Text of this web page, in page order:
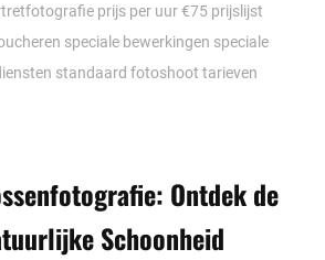
prijs per uur €75 prijslijst
speciale bewerkingen speciale
standaard fotoshoot tarieven
Ontdek de
Schoonheid